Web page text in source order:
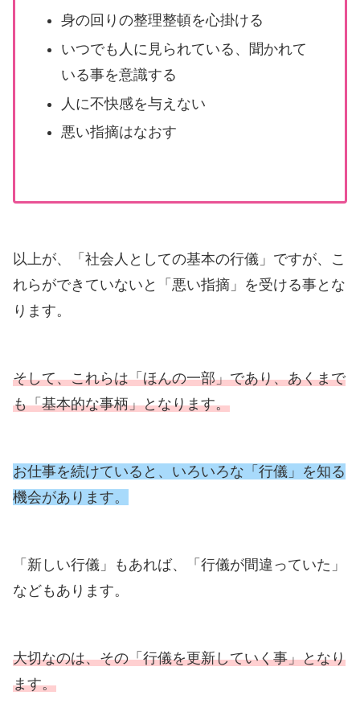
身の回りの整理整頓を心掛ける
いつでも人に見られている、聞かれて
いる事を意識する
人に不快感を与えない
悪い指摘はなおす
以上が、「社会人としての基本の行儀」ですが、こ
れらができていないと「悪い指摘」を受ける事とな
ります。
そして、これらは「ほんの一部」であり、あくまで
も「基本的な事柄」となります。
お仕事を続けていると、いろいろな「行儀」を知る
機会があります。
「新しい行儀」もあれば、「行儀が間違っていた」
などもあります。
大切なのは、その「行儀を更新していく事」となり
ます。